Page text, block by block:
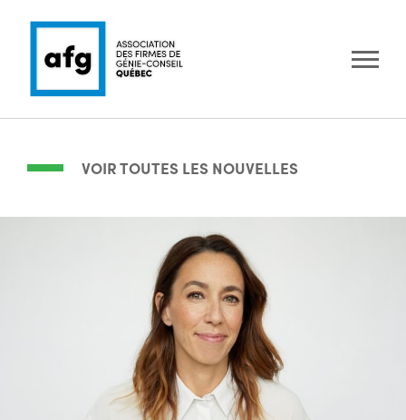
VOIR TOUTES LES NOUVELLES